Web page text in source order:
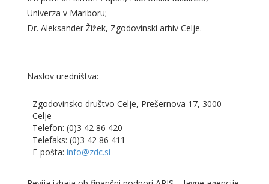
Univerza v Mariboru;
Dr. Aleksander Žižek, Zgodovinski arhiv Celje.
Naslov uredništva:
Zgodovinsko društvo Celje, Prešernova 17, 3000
Celje
Telefon: (0)3 42 86 420
Telefaks: (0)3 42 86 411
E-pošta: info@zdc.si